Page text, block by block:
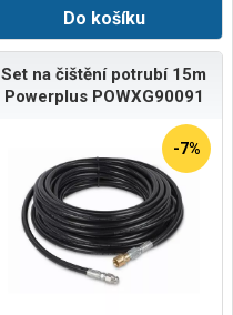
Do košíku
Set na čištění potrubí 15m
Powerplus POWXG90091
-7%